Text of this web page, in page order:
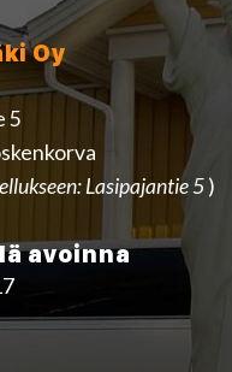
Oy
5
Lasipajantie 5)
avoinna